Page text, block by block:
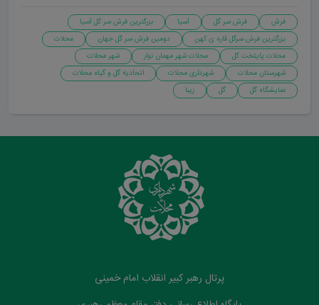
فرش فرش سر گل آسیا
بزرگترین فرش سر گل آسیا
بزرگترین فرش سرگل قاره ی کهن
دومین فرش سر گل جهان
محلات
محلات پایتخت گل
محلات شهر مهمان نوار
شهر محلات
شهرستان محلات
شهرداری محلات
اتحادیه گل و گیاه محلات
نمایشگاه گل
گل زیبا
پرتال رهبر کبیر انقلاب امام خمینی